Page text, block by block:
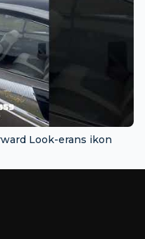
Look-erans ikon